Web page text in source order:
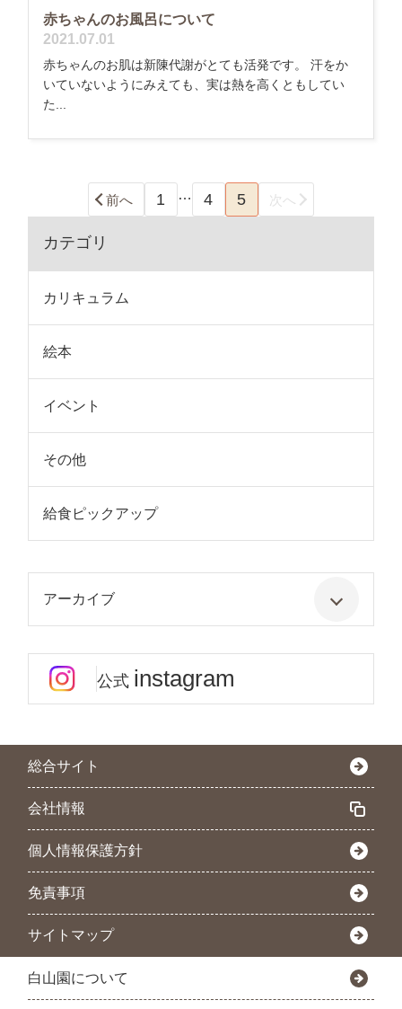
赤ちゃんのお風呂について
2021.07.01
赤ちゃんのお肌は新陳代謝がとても活発です。 汗をか
いていないようにみえても、実は熱を高くともしてい
た...
前へ 1 … 4 5 次へ
カテゴリ
カリキュラム
絵本
イベント
その他
給食ピックアップ
アーカイブ
公式 instagram
総合サイト
会社情報
個人情報保護方針
免責事項
サイトマップ
白山園について